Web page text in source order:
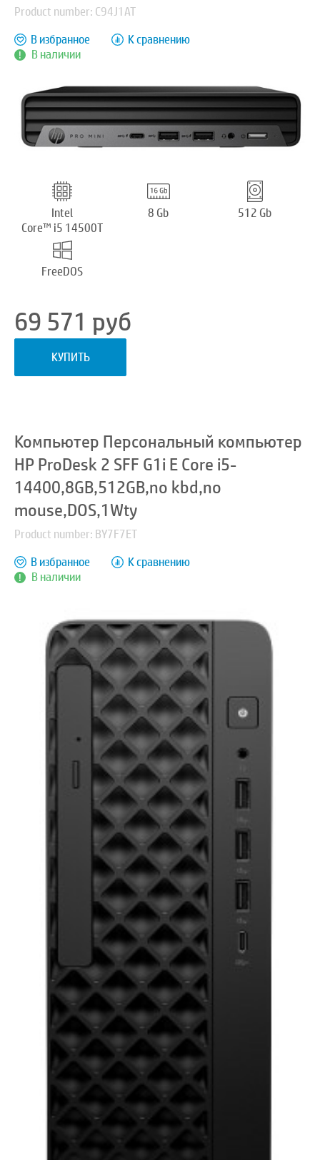
Product number: C94J1AT
В наличии
В избранное К сравнению
Intel
Core™ i5 14500T
8 Gb 512 Gb
FreeDOS
69 571 руб
КУПИТЬ
Компьютер Персональный компьютер
HP ProDesk 2 SFF G1i E Core i5-
14400,8GB,512GB,no kbd,no
mouse,DOS,1Wty
Product number: BY7F7ET
В наличии
В избранное К сравнению